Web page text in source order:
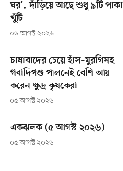
ঘর’, দাঁড়িয়ে আছে শুধু ৯টি পাকা
খুঁটি
০৬ আগস্ট ২০২৬
চাষাবাদের চেয়ে হাঁস–মুরগিসহ
গবাদিপশু পালনেই বেশি আয়
করেন ক্ষুদ্র কৃষকেরা
০৫ আগস্ট ২০২৬
একঝলক (৫ আগস্ট ২০২৬)
০৫ আগস্ট ২০২৬